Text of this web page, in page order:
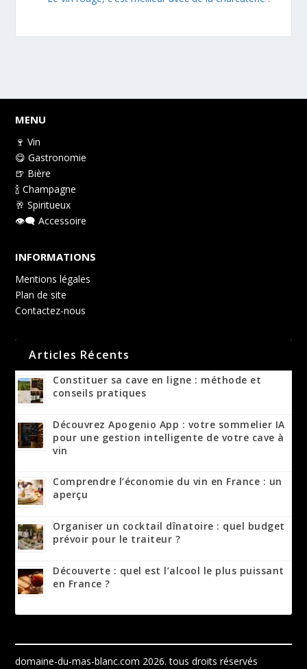
MENU
🍷 Vin
😋 Gastronomie
🍺 Bière
🍾 Champagne
🥂 Spiritueux
👁️‍🗨️ Accessoire
INFORMATIONS
Mentions légales
Plan de site
Contactez-nous
Articles Récents
Constituer sa cave en ligne : méthode et
conseils pratiques
Découvrez Apogenio App : votre sommelier IA
pour une gestion intelligente de votre cave à
vin
Comprendre l’économie du vin en France : un
aperçu
Organiser un cocktail dînatoire : quel budget
prévoir pour le traiteur ?
Découverte : quel est l’alcool le plus puissant
en France ?
domaine-du-mas-blanc.com 2026. tous droits réservés